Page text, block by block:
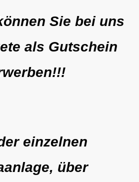
Sie bei uns
als Gutschein
einzelnen
über